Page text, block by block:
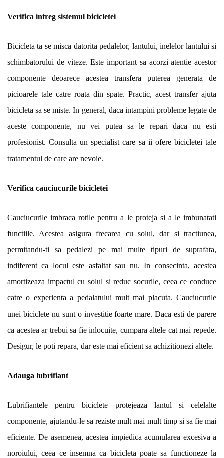
Verifica intreg sistemul bicicletei
Bicicleta ta se misca datorita pedalelor, lantului, inelelor lantului si
schimbatorului de viteze. Este important sa acorzi atentie acestor
componente deoarece acestea transfera puterea generata de
picioarele tale catre roata din spate. Practic, acest transfer ajuta
bicicleta sa se miste. In general, daca intampini probleme legate de
aceste componente, nu vei putea sa le repari daca nu esti
profesionist. Consulta un specialist care sa ii ofere bicicletei tale
tratamentul de care are nevoie.
Verifica cauciucurile bicicletei
Cauciucurile imbraca rotile pentru a le proteja si a le imbunatati
functiile. Acestea asigura frecarea cu solul, dar si tractiunea,
permitandu-ti sa pedalezi pe mai multe tipuri de suprafata,
indiferent ca locul este asfaltat sau nu. In consecinta, acestea
amortizeaza impactul cu solul si reduc socurile, ceea ce conduce
catre o experienta a pedalatului mult mai placuta. Cauciucurile
unei biciclete nu sunt o investitie foarte mare. Daca esti de parere
ca acestea ar trebui sa fie inlocuite, cumpara altele cat mai repede.
Desigur, le poti repara, dar este mai eficient sa achizitionezi altele.
Adauga lubrifiant
Lubrifiantele pentru biciclete protejeaza lantul si celelalte
componente, ajutandu-le sa reziste mult mai mult timp si sa fie mai
eficiente. De asemenea, acestea impiedica acumularea excesiva a
noroiului, ceea ce insemna ca bicicleta poate sa functioneze la